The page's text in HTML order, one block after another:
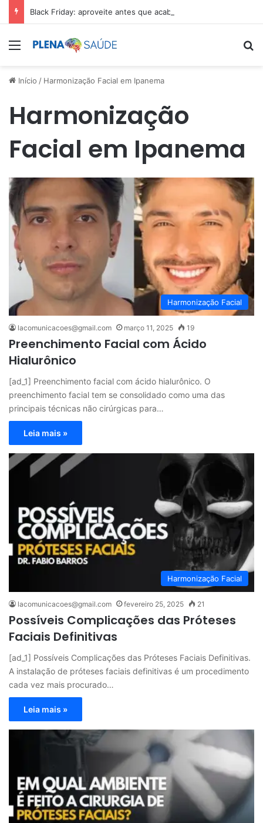
Black Friday: aproveite antes que acabe
Menu
Início / Harmonização Facial em Ipanema
Harmonização
Facial em Ipanema
Harmonização Facial
lacomunicacoes@gmail.com março 11, 2025 19
Preenchimento Facial com Ácido
Hialurônico
[ad_1] Preenchimento facial com ácido hialurônico. O
preenchimento facial tem se consolidado como uma das
principais técnicas não cirúrgicas para…
Leia mais »
Harmonização Facial
lacomunicacoes@gmail.com fevereiro 25, 2025 21
Possíveis Complicações das Próteses
Faciais Definitivas
[ad_1] Possíveis Complicações das Próteses Faciais Definitivas.
A instalação de próteses faciais definitivas é um procedimento
cada vez mais procurado…
Leia mais »